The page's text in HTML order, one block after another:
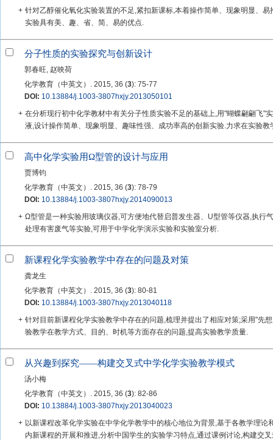
+ 针对乙醇催化氧化实验装置的不足,紧扣新课标,本着操作简单、现象明显、
实验具有美、趣、省、简、易的优点.
分子性质的实验探究与创新设计
郭春旺, 赵映荷
化学教育（中英文）. 2015, 36 (3): 75-77
DOI: 10.13884/j.1003-3807hxjy.2013050101
+ 在分析现行初中化学教材中有关分子性质实验不足的基础上,用"蝴蝶翩翩飞"
液,设计操作简单、现象明显、趣味性强、成功率高的创新实验.力求在实验教
高中化学实验用Ω型管的设计与应用
贾博钧
化学教育（中英文）. 2015, 36 (3): 78-79
DOI: 10.13884/j.1003-3807hxjy.2014090013
+ Ω型管是一种实验用玻璃仪器,可方便地代替启普发生器、U型管等仪器,执行
处理有害废气等实验,可用于中学化学演示实验和实验室分析.
新课程化学实验教学中存在的问题及对策
龚龙生
化学教育（中英文）. 2015, 36 (3): 80-81
DOI: 10.13884/j.1003-3807hxjy.2013040118
+ 针对目前新课程化学实验教学中存在的问题,梳理并提出了相应对策;采用"先
验教学在教学方式、目的、时机等方面存在的问题,提高实验教学质量.
从兴趣到探究——构建交叉式中学化学实验教学模式
汤小梅
化学教育（中英文）. 2015, 36 (3): 82-86
DOI: 10.13884/j.1003-3807hxjy.2013040023
+ 以新课程改革化学实验在中学化学教学中的核心地位为背景,基于各教学理
内新课程的开展和推进,分析中国学生的实验学习特点,通过课例讨论,构建交